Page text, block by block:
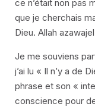
ce n’était non pas
que je cherchais
Dieu. Allah
Je me souviens
j’ai lu « Il n’y a de
phrase et son «
conscience pour